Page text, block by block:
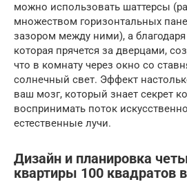
можно использовать шаттерсы
множеством горизонтальных
зазором между ними), а
которая прячется за дверцами,
что в комнату через окно со
солнечный свет. Эффект
ваш мозг, который знает секрет
воспринимать поток
естественные лучи.
Дизайн и планировка
квартиры 100 квадратов